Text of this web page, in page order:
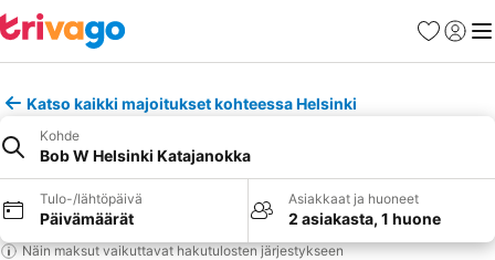
Suosikit
Katso kaikki majoitukset kohteessa Helsinki
Kohde
Bob W Helsinki Katajanokka
Tulo-/lähtöpäivä
Päivämäärät
Asiakkaat ja huoneet
2 asiakasta, 1 huone
Näin maksut vaikuttavat hakutulosten järjestykseen